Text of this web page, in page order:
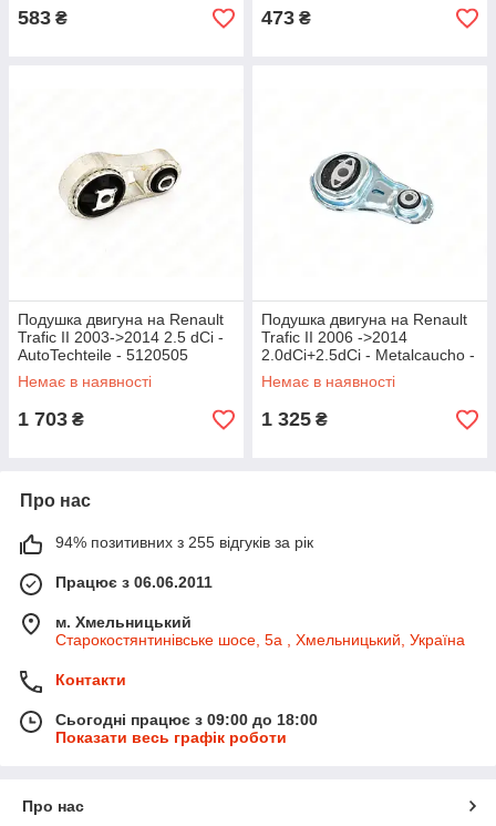
583 ₴ 473 ₴
Подушка двигуна на Renault
Trafic II 2003->2014 2.5 dCi -
AutoTechteile - 5120505
Немає в наявності
1 703 ₴
Подушка двигуна на Renault
Trafic II 2006 ->2014
2.0dCi+2.5dCi - Metalcaucho -
MC57654
Немає в наявності
1 325 ₴
Про нас
94% позитивних з 255 відгуків за рік
Працює з 06.06.2011
м. Хмельницький
Старокостянтинівське шосе, 5а , Хмельницький, Україна
Контакти
Сьогодні працює з 09:00 до 18:00
Показати весь графік роботи
Про нас